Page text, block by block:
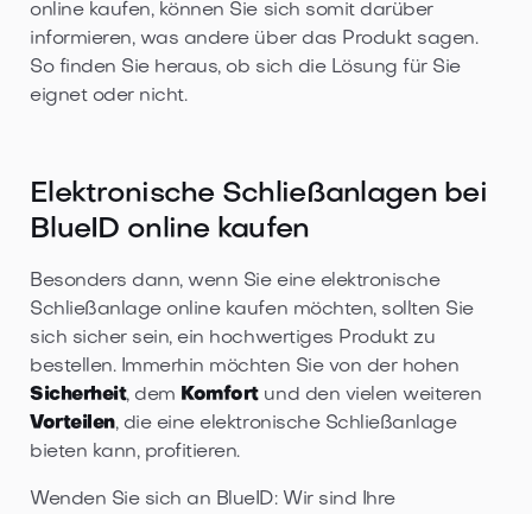
online kaufen, können Sie sich somit darüber
informieren, was andere über das Produkt sagen.
So finden Sie heraus, ob sich die Lösung für Sie
eignet oder nicht.
Elektronische Schließanlagen bei
BlueID online kaufen
Besonders dann, wenn Sie eine elektronische
Schließanlage online kaufen möchten, sollten Sie
sich sicher sein, ein hochwertiges Produkt zu
bestellen. Immerhin möchten Sie von der hohen
Sicherheit, dem Komfortund den vielen weiteren
Vorteilen, die eine elektronische Schließanlage
bieten kann, profitieren.
Wenden Sie sich an BlueID: Wir sind Ihre